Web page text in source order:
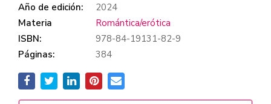
Año de edición:
2024
Materia
Romántica/erótica
ISBN:
978-84-19131-82-9
Páginas:
384